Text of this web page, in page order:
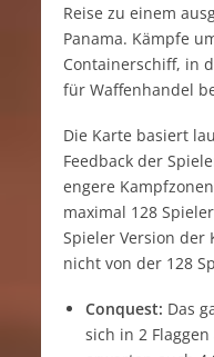
Reise zu einem
Panama. Kämpfe
Containerschiff, in
für Waffenhandel
Die Karte basiert
Feedback der
engere
maximal 128
Spieler Version der
nicht von der 128
Conquest: Das
sich in 2